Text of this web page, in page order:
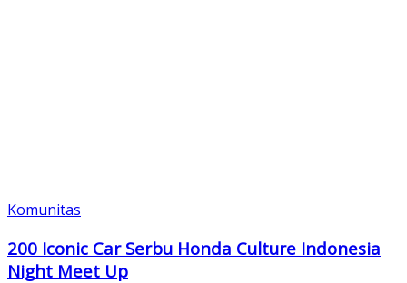
Komunitas
200 Iconic Car Serbu Honda Culture Indonesia
Night Meet Up